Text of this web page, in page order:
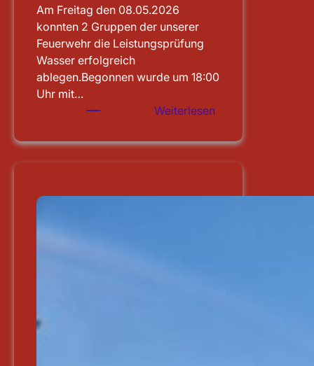
Am Freitag den 08.05.2026
konnten 2 Gruppen der unserer
Feuerwehr die Leistungsprüfung
Wasser erfolgreich
ablegen.Begonnen wurde um 18:00
Uhr mit…
Weiterlesen
abgelegt